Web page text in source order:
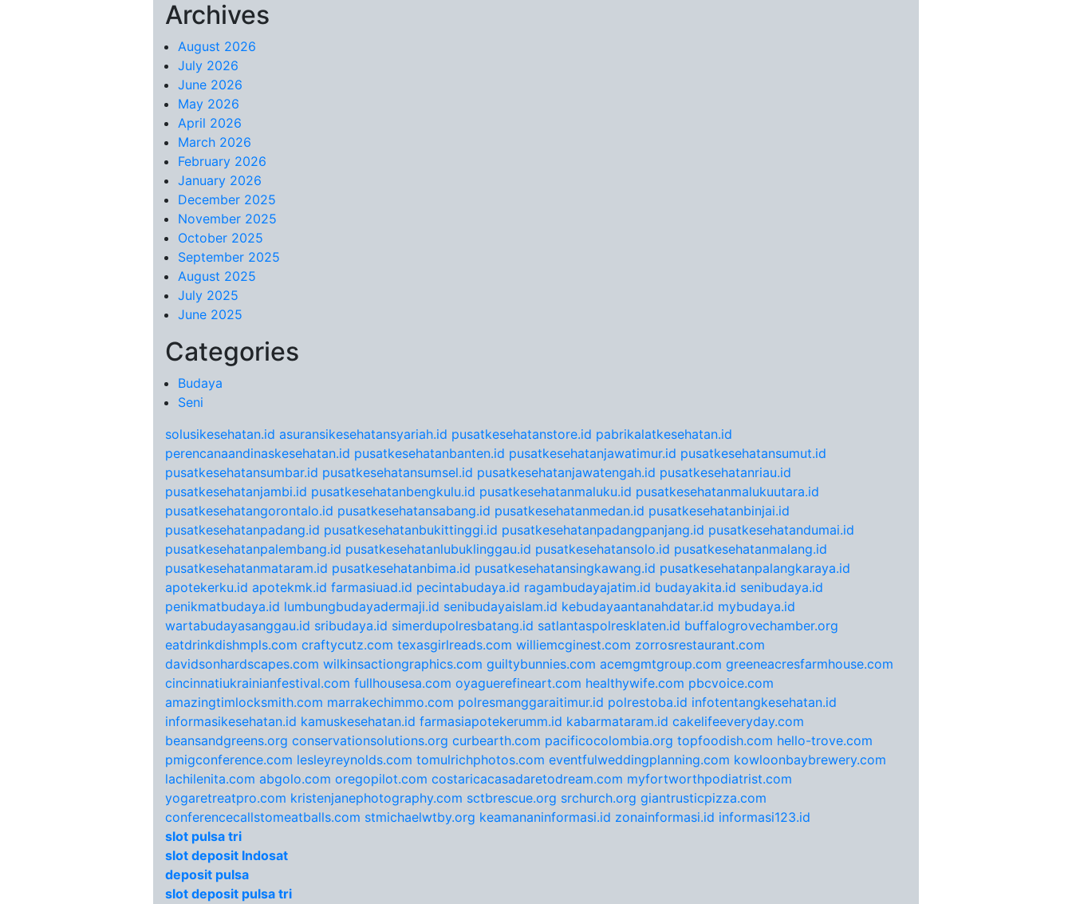
Skip to content
Archives
August 2026
July 2026
June 2026
May 2026
April 2026
March 2026
February 2026
January 2026
December 2025
November 2025
October 2025
September 2025
August 2025
July 2025
June 2025
Categories
Budaya
Seni
solusikesehatan.id asuransikesehatansyariah.id pusatkesehatanstore.id pabrikalatkesehatan.id
perencanaandinaskesehatan.id pusatkesehatanbanten.id pusatkesehatanjawatimur.id pusatkesehatansumut.id
pusatkesehatansumbar.id pusatkesehatansumsel.id pusatkesehatanjawatengah.id pusatkesehatanriau.id
pusatkesehatanjambi.id pusatkesehatanbengkulu.id pusatkesehatanmaluku.id pusatkesehatanmalukuutara.id
pusatkesehatangorontalo.id pusatkesehatansabang.id pusatkesehatanmedan.id pusatkesehatanbinjai.id
pusatkesehatanpadang.id pusatkesehatanbukittinggi.id pusatkesehatanpadangpanjang.id pusatkesehatandumai.id
pusatkesehatanpalembang.id pusatkesehatanlubuklinggau.id pusatkesehatansolo.id pusatkesehatanmalang.id
pusatkesehatanmataram.id pusatkesehatanbima.id pusatkesehatansingkawang.id pusatkesehatanpalangkaraya.id
apotekerku.id apotekmk.id farmasiuad.id pecintabudaya.id ragambudayajatim.id budayakita.id senibudaya.id
penikmatbudaya.id lumbungbudayadermaji.id senibudayaislam.id kebudayaantanahdatar.id mybudaya.id
wartabudayasanggau.id sribudaya.id simerdupolresbatang.id satlantaspolresklaten.id buffalogrovechamber.org
eatdrinkdishmpls.com craftycutz.com texasgirlreads.com williemcginest.com zorrosrestaurant.com
davidsonhardscapes.com wilkinsactiongraphics.com guiltybunnies.com acemgmtgroup.com greeneacresfarmhouse.com
cincinnatiukrainianfestival.com fullhousesa.com oyaguerefineart.com healthywife.com pbcvoice.com
amazingtimlocksmith.com marrakechimmo.com polresmanggaraitimur.id polrestoba.id infotentangkesehatan.id
informasikesehatan.id kamuskesehatan.id farmasiapotekerumm.id kabarmataram.id cakelifeeveryday.com
beansandgreens.org conservationsolutions.org curbearth.com pacificocolombia.org topfoodish.com hello-trove.com
pmigconference.com lesleyreynolds.com tomulrichphotos.com eventfulweddingplanning.com kowloonbaybrewery.com
lachilenita.com abgolo.com oregopilot.com costaricacasadaretodream.com myfortworthpodiatrist.com
yogaretreatpro.com kristenjanephotography.com sctbrescue.org srchurch.org giantrusticpizza.com
conferencecallstomeatballs.com stmichaelwtby.org keamananinformasi.id zonainformasi.id informasi123.id
slot pulsa tri
slot deposit Indosat
deposit pulsa
slot deposit pulsa tri